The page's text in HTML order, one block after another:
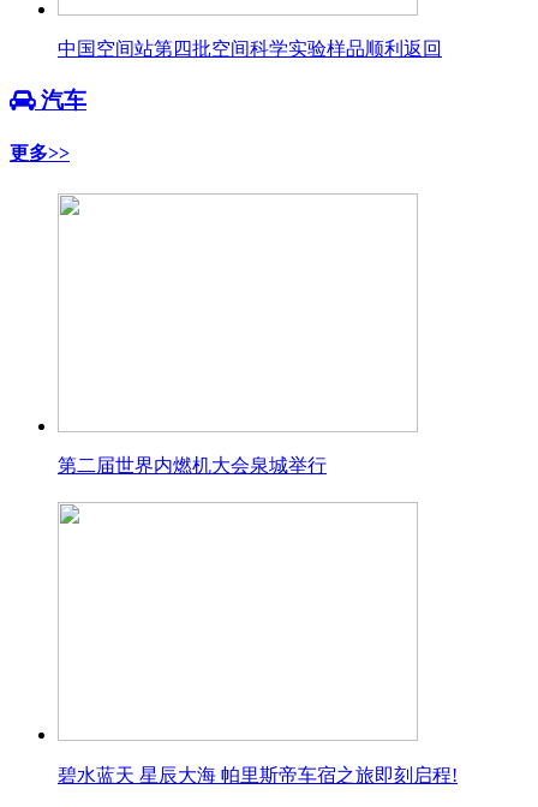
中国空间站第四批空间科学实验样品顺利返回
汽车
更多>>
第二届世界内燃机大会泉城举行
碧水蓝天 星辰大海 帕里斯帝车宿之旅即刻启程!